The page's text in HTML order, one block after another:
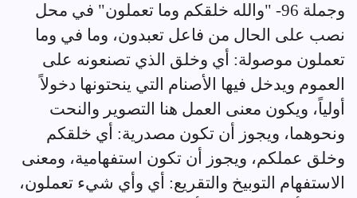
وجملة 96- "والله خلقكم وما تعملون" في محل
نصب على الحال من فاعل تعبدون، وما في وما
تعملون موصولة: أي وخلق الذي تصنعونه على
العموم ويدخل فيها الأصنام التي ينحتونها دخولاً
أولياً، ويكون معنى العمل هنا التصوير والنحت
ونحوهما، ويجوز أن تكون مصدرية: أي خلقكم
وخلق عملكم، ويجوز أن تكون استفهامية، ومعنى
الاستفهام التوبيخ والتقريع: أي وأي شيء تعملون،